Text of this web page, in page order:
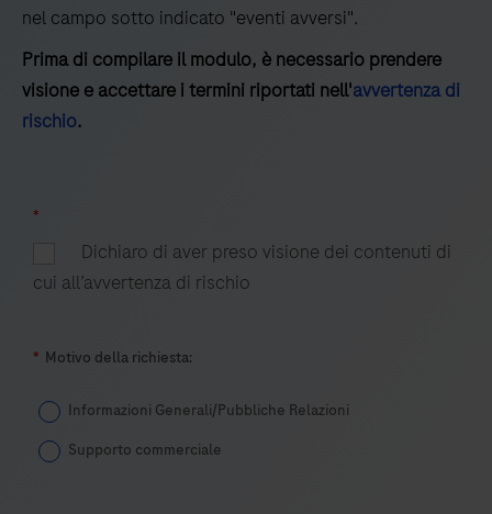
amplificazione
acidi
nucleici.
nel campo sotto indicato "eventi avversi".
Prima di compilare il modulo, è necessario prendere
visione e accettare i termini riportati nell'avvertenza di
rischio.
*
Dichiaro di aver preso visione dei contenuti di
cui all’avvertenza di rischio
* Motivo della richiesta:
Informazioni Generali/Pubbliche Relazioni
Supporto commerciale